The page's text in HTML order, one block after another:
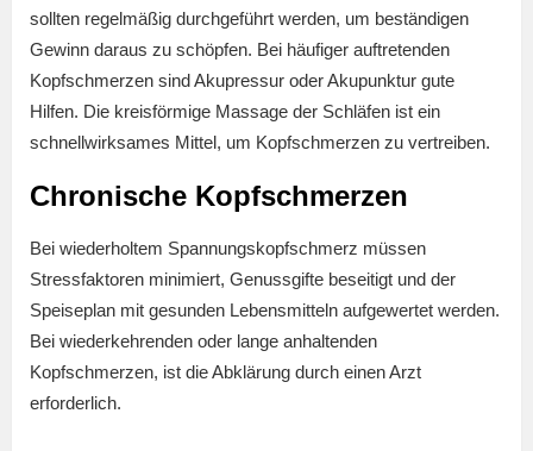
sollten regelmäßig durchgeführt werden, um beständigen
Gewinn daraus zu schöpfen. Bei häufiger auftretenden
Kopfschmerzen sind Akupressur oder Akupunktur gute
Hilfen. Die kreisförmige Massage der Schläfen ist ein
schnellwirksames Mittel, um Kopfschmerzen zu vertreiben.
Chronische Kopfschmerzen
Bei wiederholtem Spannungskopfschmerz müssen
Stressfaktoren minimiert, Genussgifte beseitigt und der
Speiseplan mit gesunden Lebensmitteln aufgewertet werden.
Bei wiederkehrenden oder lange anhaltenden
Kopfschmerzen, ist die Abklärung durch einen Arzt
erforderlich.